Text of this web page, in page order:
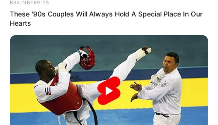
BRAINBERRIES
These '90s Couples Will Always Hold A Special Place In Our
Hearts